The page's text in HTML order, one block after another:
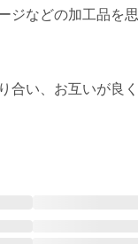
ジなどの加工品を
合い、お互いが良